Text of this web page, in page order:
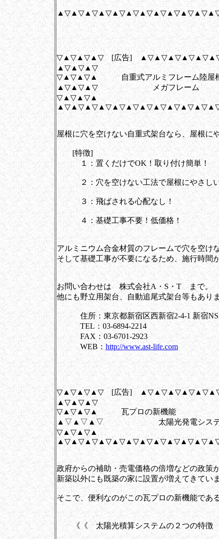
▽▲▽▲▽▲▽ [広告]
▲▽▲▽▲▽
▽▲▽▲▽▲ 自重式アルミフレーム陸屋
▲▽▲▽▲▽ メガフレーム
▽▲▽▲▽▲
屋根に穴を空けない自重式架台なら、屋根に
[特徴]
１：置くだけでOK！取り付け簡単！
２：穴を空けない工法で屋根にやさし
３：飛ばされる心配なし！
４：基礎工事不要！低価格！
アルミニウム合金材質のフレームで穴を空け
そして基礎工事が不要になるため、施行時間
お問い合わせは 株式会社A・S・T まで。
他にも野立用架台、自動追尾式架台等もあり
住所：東京都新宿区西新宿2-4-1 新宿NS
TEL：03-6894-2214
FAX：03-6701-2923
WEB：http://www.ast-life.com
▽▲▽▲▽▲▽ [広告]
▲▽▲▽▲▽
▽▲▽▲▽▲ 瓦プロの新機能
▲▽▲▽▲▽ 太陽光発電システ
▽▲▽▲▽▲
政府からの補助・売電価格の倍増などの政策
新築以外にも既築の家に設置が増えてきてい
そこで、便利なのがこの瓦プロの新機能であ
《《 太陽光積算システムの２つの特